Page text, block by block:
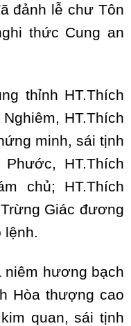
đảnh lễ chư Tôn
thức Cung an
thỉnh HT.Thích
HT.Thích
minh, sái tịnh
HT.Thích
chủ; HT.Thích
Giác đương
lệnh.
niêm hương bạch
Hòa thượng cao
quan, sái tịnh